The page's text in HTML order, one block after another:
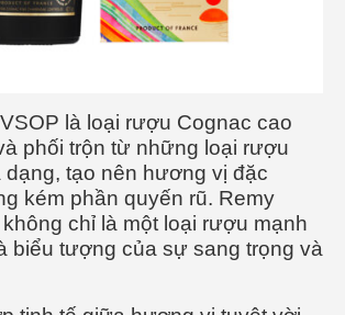
là loại rượu Cognac cao
phối trộn từ những loại rượu
dạng, tạo nên hương vị đặc
kém phần quyến rũ. Remy
chỉ là một loại rượu mạnh
biểu tượng của sự sang trọng và